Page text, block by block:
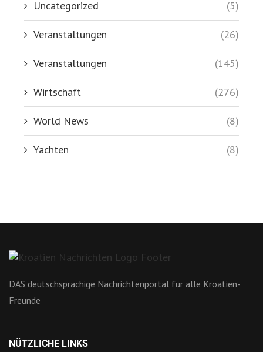
Uncategorized (5)
Veranstaltungen (26)
Veranstaltungen (145)
Wirtschaft (276)
World News (8)
Yachten (8)
DAS deutschsprachige Nachrichtenportal für alle Kroatien-
Freunde
NÜTZLICHE LINKS